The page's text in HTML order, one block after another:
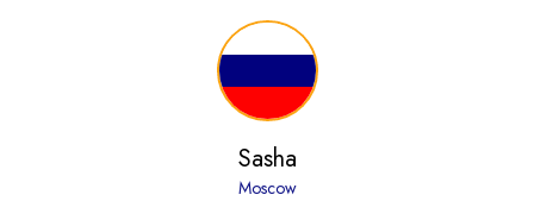
Sasha
Moscow